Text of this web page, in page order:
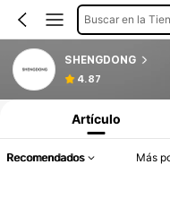
Buscar en la
SHENGDONG
4.87
Artículo
Recomendados Más